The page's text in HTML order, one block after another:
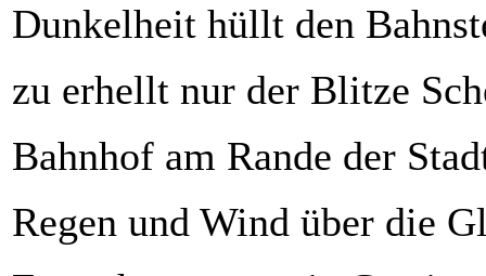
Dunkelheit hüllt den
zu erhellt nur der Blitze
Bahnhof am Rande der
Regen und Wind über die